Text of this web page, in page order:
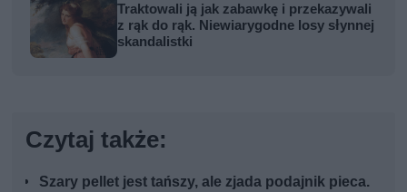
Traktowali ją jak zabawkę i przekazywali
z rąk do rąk. Niewiarygodne losy słynnej
skandalistki
Czytaj także:
Szary pellet jest tańszy, ale zjada podajnik pieca.